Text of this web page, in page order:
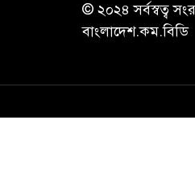
© ২০২৪ সর্বস্বত্ব
বাংলাদেশ.কম.বিডি